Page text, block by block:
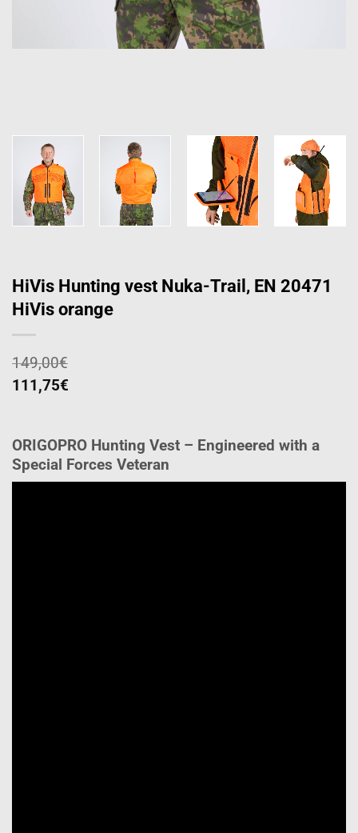
HiVis Hunting vest Nuka-Trail, EN 20471
HiVis orange
149,00€
111,75€
ORIGOPRO Hunting Vest – Engineered with a
Special Forces Veteran